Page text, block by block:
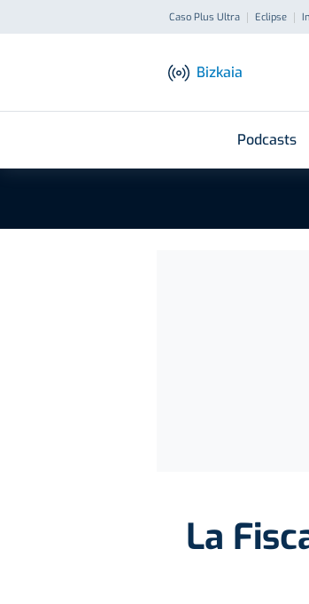
Caso Plus Ultra Eclipse
Bizkaia
Podcasts
La